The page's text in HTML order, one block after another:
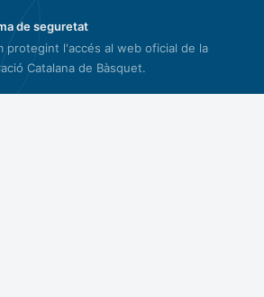
de seguretat
protegint l'accés al web oficial de la
Catalana de Bàsquet.